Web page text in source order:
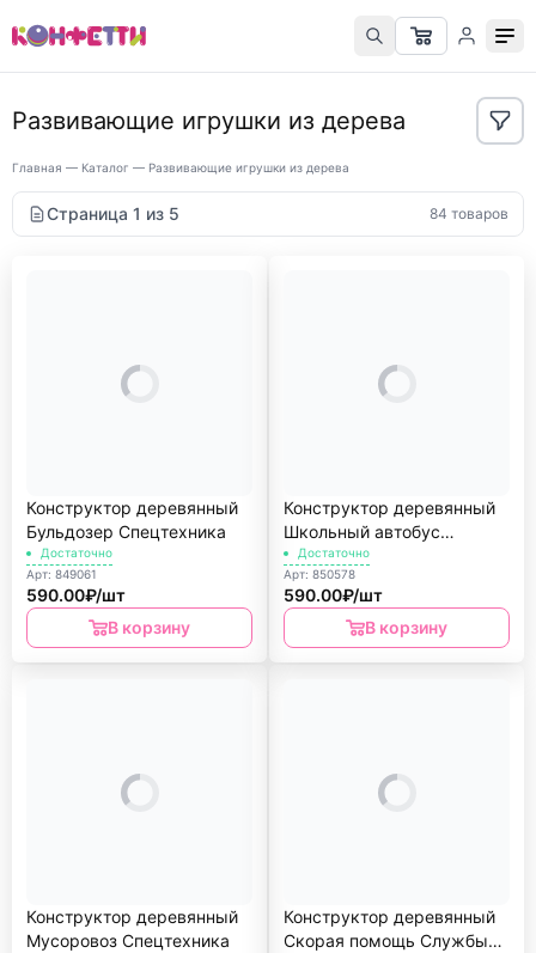
Развивающие игрушки из дерева
Главная — Каталог — Развивающие игрушки из дерева
Страница 1 из 5 84 товаров
Конструктор деревянный
Бульдозер Спецтехника
Достаточно
Арт: 849061
590.00₽/шт
В корзину
Конструктор деревянный
Школьный автобус
Спецтехника
Достаточно
Арт: 850578
590.00₽/шт
В корзину
Конструктор деревянный
Мусоровоз Спецтехника
Конструктор деревянный
Скорая помощь Службы